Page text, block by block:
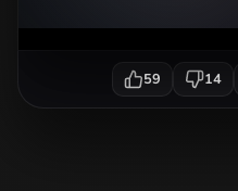
59 14